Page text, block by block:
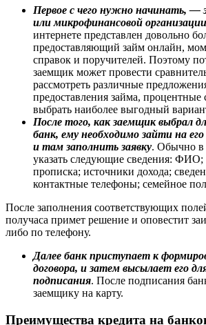
Первое с чего нужно начинать, —
или микрофинансовой организации
интернете представлен довольно
предоставляющий займ онлайн,
справок и поручителей. Поэтому
заемщик может провести
рассмотреть различные
предоставления займа,
выбрать наиболее выгодный
После того, как заемщик выбрал
банк, ему необходимо зайти на
и там заполнить заявку. Обычно в
указать следующие сведения:
прописка; источники дохода;
контактные телефоны; семейное
После заполнения соответствующих
получаса примет решение и оповестит
либо по телефону.
Далее банк приступает к
договора, и затем высылает его
подписания. После подписания
заемщику на карту.
Преимущества кредита на